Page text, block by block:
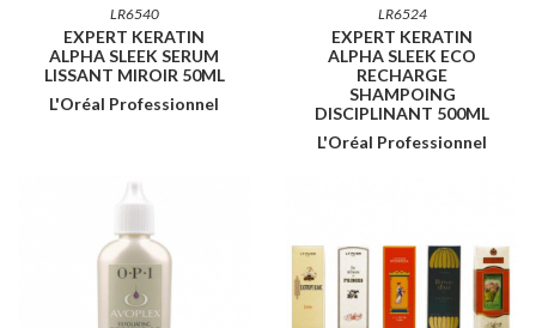
LR6540
EXPERT KERATIN
ALPHA SLEEK SERUM
LISSANT MIROIR 50ML
L'Oréal Professionnel
LR6524
EXPERT KERATIN
ALPHA SLEEK ECO
RECHARGE
SHAMPOING
DISCIPLINANT 500ML
L'Oréal Professionnel